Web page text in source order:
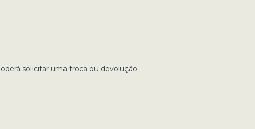
solicitar uma troca ou devolução